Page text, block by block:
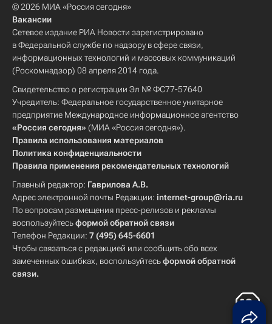
© 2026 МИА «Россия сегодня»
Вакансии
Сетевое издание РИА Новости зарегистрировано
в Федеральной службе по надзору в сфере связи,
информационных технологий и массовых коммуникаций
(Роскомнадзор) 08 апреля 2014 года.
Свидетельство о регистрации Эл № ФС77-57640
Учредитель: Федеральное государственное унитарное
предприятие Международное информационное агентство
«Россия сегодня» (МИА «Россия сегодня»).
Правила использования материалов
Политика конфиденциальности
Правила применения рекомендательных технологий
Главный редактор: Гаврилова А.В.
Адрес электронной почты Редакции: internet-group@ria.ru
По вопросам размещения пресс-релизов и рекламы
воспользуйтесьформой обратной связи
Телефон Редакции: 7 (495) 645-6601
Чтобы связаться с редакцией или сообщить обо всех
замеченных ошибках, воспользуйтесьформой обратной
связи.